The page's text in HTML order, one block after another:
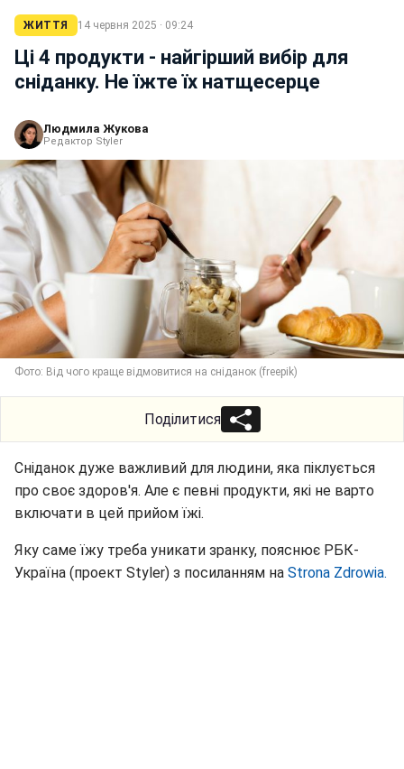
ЖИТТЯ 14 червня 2025 · 09:24
Ці 4 продукти - найгірший вибір для
сніданку. Не їжте їх натщесерце
Людмила Жукова
Редактор Styler
Фото: Від чого краще відмовитися на сніданок (freepik)
Поділитися
Сніданок дуже важливий для людини, яка піклується
про своє здоров'я. Але є певні продукти, які не варто
включати в цей прийом їжі.
Яку саме їжу треба уникати зранку, пояснює РБК-
Україна (проект Styler) з посиланням на Strona Zdrowia.